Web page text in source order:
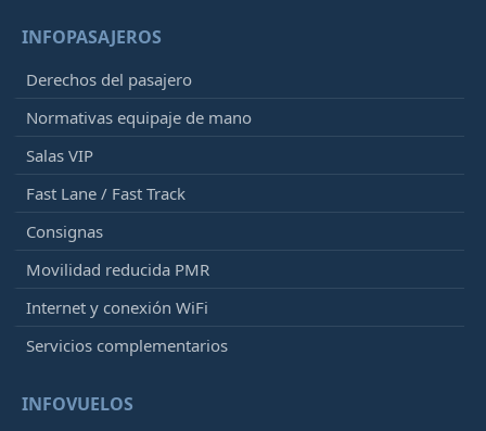
INFOPASAJEROS
Derechos del pasajero
Normativas equipaje de mano
Salas VIP
Fast Lane / Fast Track
Consignas
Movilidad reducida PMR
Internet y conexión WiFi
Servicios complementarios
INFOVUELOS